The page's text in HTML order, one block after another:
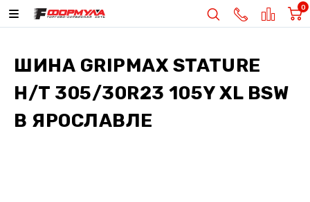
0
ШИНА GRIPMAX STATURE
H/T 305/30R23 105Y XL BSW
В ЯРОСЛАВЛЕ